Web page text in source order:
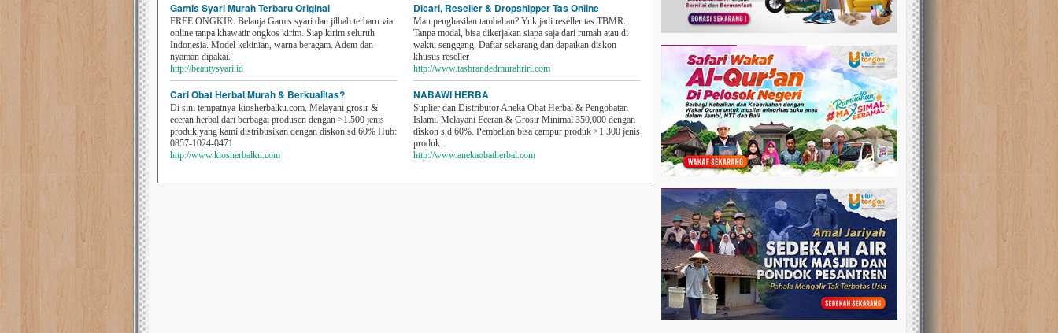
Gamis Syari Murah Terbaru Original
FREE ONGKIR. Belanja Gamis syari dan jilbab terbaru via
online tanpa khawatir ongkos kirim. Siap kirim seluruh
Indonesia. Model kekinian, warna beragam. Adem dan
nyaman dipakai.
http://beautysyari.id
Cari Obat Herbal Murah & Berkualitas?
Di sini tempatnya-kiosherbalku.com. Melayani grosir &
eceran herbal dari berbagai produsen dengan >1.500 jenis
produk yang kami distribusikan dengan diskon sd 60% Hub:
0857-1024-0471
http://www.kiosherbalku.com
Dicari, Reseller & Dropshipper Tas Online
Mau penghasilan tambahan? Yuk jadi reseller tas TBMR.
Tanpa modal, bisa dikerjakan siapa saja dari rumah atau di
waktu senggang. Daftar sekarang dan dapatkan diskon
khusus reseller
http://www.tasbrandedmurahriri.com
NABAWI HERBA
Suplier dan Distributor Aneka Obat Herbal & Pengobatan
Islami. Melayani Eceran & Grosir Minimal 350,000 dengan
diskon s.d 60%. Pembelian bisa campur produk >1.300 jenis
produk.
http://www.anekaobatherbal.com